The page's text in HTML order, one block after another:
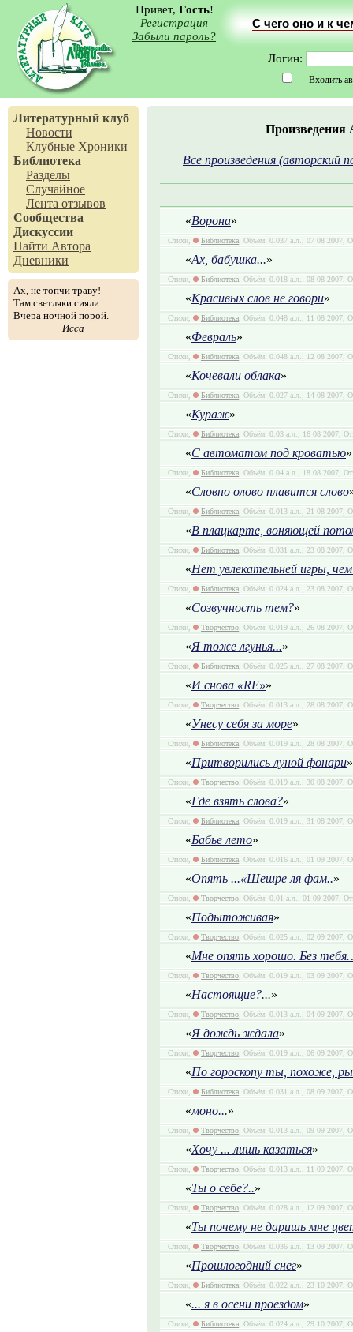
Привет, Гость!
Регистрация
Забыли пароль?
С чего оно и к
Логин:
— Входить
Литературный клуб
Новости
Клубные Хроники
Библиотека
Разделы
Случайное
Лента отзывов
Сообщества
Дискуссии
Найти Автора
Дневники
Ах, не топчи траву!
Там светляки сияли
Вчера ночной порой.
Исса
Произведения
Все произведения (авторский
«Ворона»
Стихи, Библиотека, Объём: 0.037 а.л., 07 08 2007,
«Ах, бабушка...»
Стихи, Библиотека, Объём: 0.018 а.л., 08 08 2007,
«Красивых слов не говори»
Стихи, Библиотека, Объём: 0.048 а.л., 11 08 2007,
«Февраль»
Стихи, Библиотека, Объём: 0.048 а.л., 12 08 2007,
«Кочевали облака»
Стихи, Библиотека, Объём: 0.027 а.л., 14 08 2007,
«Кураж»
Стихи, Библиотека, Объём: 0.03 а.л., 16 08 2007,
«С автоматом под кроватью»
Стихи, Библиотека, Объём: 0.04 а.л., 18 08 2007,
«Словно олово плавится слово
Стихи, Библиотека, Объём: 0.013 а.л., 21 08 2007,
«В плацкарте, воняющей
Стихи, Библиотека, Объём: 0.031 а.л., 23 08 2007,
«Нет увлекательней игры,
Стихи, Библиотека, Объём: 0.024 а.л., 23 08 2007,
«Созвучность тем?»
Стихи, Творчество, Объём: 0.019 а.л., 26 08 2007,
«Я тоже лгунья...»
Стихи, Библиотека, Объём: 0.025 а.л., 27 08 2007,
«И снова «RE»»
Стихи, Творчество, Объём: 0.013 а.л., 28 08 2007,
«Унесу себя за море»
Стихи, Библиотека, Объём: 0.019 а.л., 28 08 2007,
«Притворились луной фонари»
Стихи, Творчество, Объём: 0.019 а.л., 30 08 2007,
«Где взять слова?»
Стихи, Библиотека, Объём: 0.019 а.л., 31 08 2007,
«Бабье лето»
Стихи, Библиотека, Объём: 0.016 а.л., 01 09 2007,
«Опять ...«Шешре ля фам..»
Стихи, Творчество, Объём: 0.01 а.л., 01 09 2007,
«Подытоживая»
Стихи, Творчество, Объём: 0.025 а.л., 02 09 2007,
«Мне опять хорошо. Без
Стихи, Творчество, Объём: 0.019 а.л., 03 09 2007,
«Настоящие?...»
Стихи, Творчество, Объём: 0.013 а.л., 04 09 2007,
«Я дождь ждала»
Стихи, Творчество, Объём: 0.019 а.л., 06 09 2007,
«По гороскопу ты, похоже,
Стихи, Библиотека, Объём: 0.031 а.л., 08 09 2007,
«моно...»
Стихи, Творчество, Объём: 0.013 а.л., 09 09 2007,
«Хочу ... лишь казаться»
Стихи, Творчество, Объём: 0.013 а.л., 11 09 2007,
«Ты о себе?..»
Стихи, Творчество, Объём: 0.028 а.л., 12 09 2007,
«Ты почему не даришь мне
Стихи, Творчество, Объём: 0.036 а.л., 13 09 2007,
«Прошлогодний снег»
Стихи, Библиотека, Объём: 0.022 а.л., 23 10 2007,
«... я в осени проездом»
Стихи, Библиотека, Объём: 0.024 а.л., 29 10 2007,